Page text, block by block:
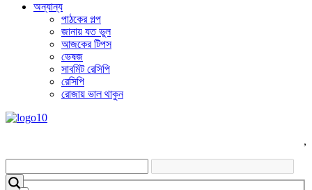
অন্যান্য
পাঠকের গল্প
জানায় যত ভুল
আজকের টিপস
ভেষজ
সাবমিট রেসিপি
রেসিপি
রোজায় ভাল থাকুন
,